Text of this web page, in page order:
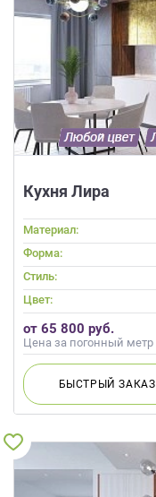
Кухня Лира
Материал:
Форма:
Стиль:
Цвет:
от 65 800 руб.
Цена за погонный метр
БЫСТРЫЙЗАКАЗ